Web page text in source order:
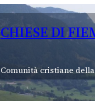
CHIESE DI
Comunità cristiane